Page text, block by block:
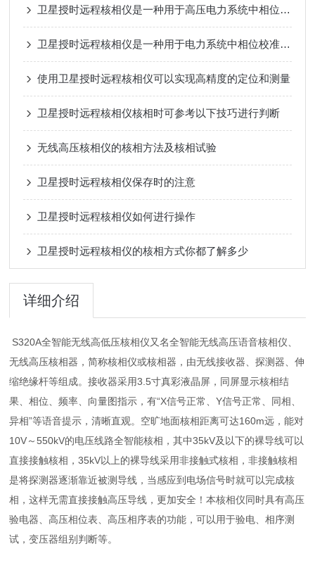
卫星授时远程核相仪是一种用于高压电力系统中相位测量的先进设备
卫星授时远程核相仪是一种用于电力系统中相位校准和核准的高科技设备
使用卫星授时远程核相仪可以实现高精度的定位和测量
卫星授时远程核相仪核相时可参考以下技巧进行判断
无线高压核相仪的核相方法及核相试验
卫星授时远程核相仪保存时的注意
卫星授时远程核相仪如何进行操作
卫星授时远程核相仪的核相方式你都了解多少
详细介绍
S320A全智能无线高低压核相仪又名全智能无线高压语音核相仪、
无线高压核相器，简称核相仪或核相器，由无线接收器、探测器、伸
缩绝缘杆等组成。接收器采用3.5寸真彩液晶屏，同屏显示核相结
果、相位、频率、向量图指示，有“X信号正常、Y信号正常、同相、
异相”等语音提示，清晰直观。空旷地面核相距离可达160m远，能对
10V～550kV的电压线路全智能核相，其中35kV及以下的裸导线可以
直接接触核相，35kV以上的裸导线采用非接触式核相，非接触核相
是将探测器逐渐靠近被测导线，当感应到电场信号时就可以完成核
相，这样无需直接接触高压导线，更加安全！本核相仪同时具有高压
验电器、高压相位表、高压相序表的功能，可以用于验电、相序测
试，变压器组别判断等。